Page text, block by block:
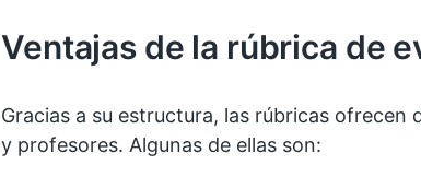
Ventajas de la rúbrica de
Gracias a su estructura, las rúbricas
y profesores. Algunas de ellas son: